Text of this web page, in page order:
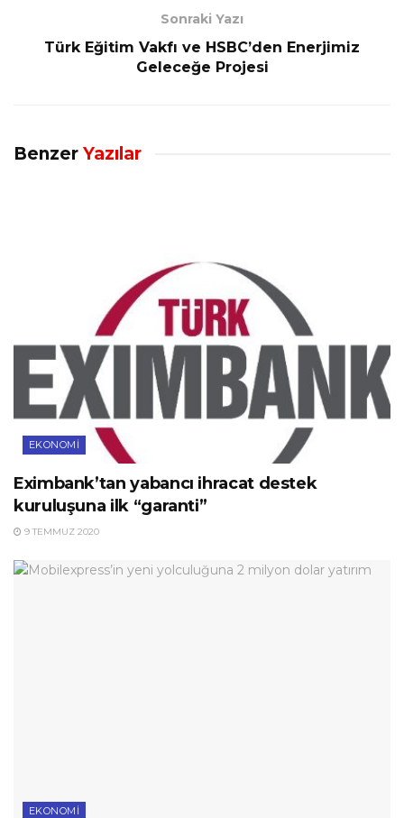
Sonraki Yazı
Türk Eğitim Vakfı ve HSBC’den Enerjimiz
Geleceğe Projesi
Benzer Yazılar
EKONOMI
Eximbank’tan yabancı ihracat destek
kuruluşuna ilk “garanti”
9 TEMMUZ 2020
EKONOMI